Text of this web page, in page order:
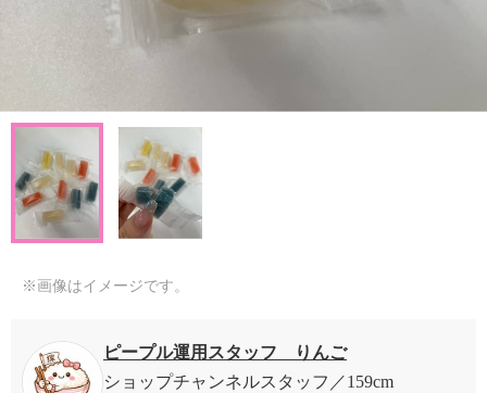
※画像はイメージです。
ピープル運用スタッフ りんご
ショップチャンネルスタッフ
159cm